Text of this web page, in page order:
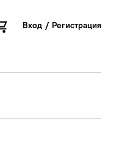
Вход / Регистрация